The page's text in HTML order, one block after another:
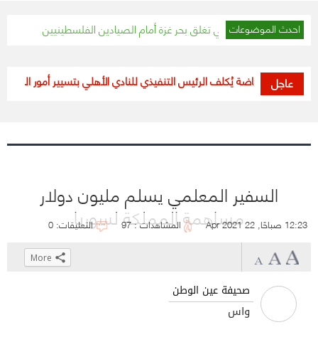
احدث الموضوعات
الإسرائيلي تغلق بحر غزة أمام الصيادين الفلسطينيين
عاجل
وزير الرياضة يُكلف الرئيس التنفيذي للنادي الأهلي بتسيير أمور النادي بعد
السفير المعلمي يسلم مليون دولار
مساهمة المملكة لسوريا 12:23 صباحًا, 22 Apr 2021 المشاهدات : 97 التعليقات: 0
صحيفة عين الوطن
واس
Click
More